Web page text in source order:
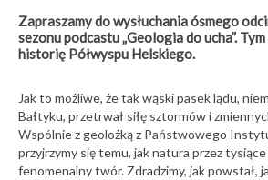
Zapraszamy do wysłuchania ósmego
sezonu podcastu „Geologia do ucha”.
historię Półwyspu Helskiego.
Jak to możliwe, że tak wąski pasek lądu,
Bałtyku, przetrwał siłę sztormów i
Wspólnie z geolożką z Państwowego
przyjrzymy się temu, jak natura przez tysiące
fenomenalny twór. Zdradzimy, jak powstał,